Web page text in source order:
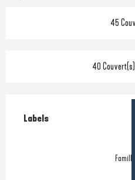
45
40
Offres de
Labels
Labels